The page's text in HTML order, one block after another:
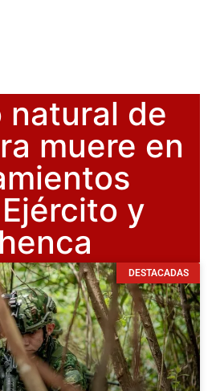
natural de
muere en
y
DESTACADAS